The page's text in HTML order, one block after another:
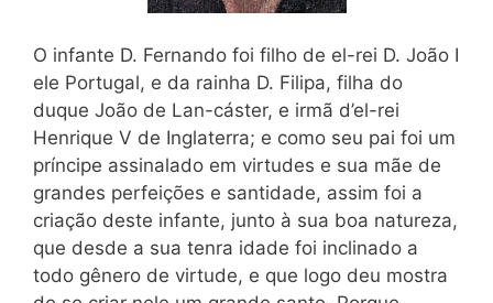
O infante D. Fernando foi filho de el-rei D. João I
ele Portugal, e da rainha D. Filipa, filha do
duque João de Lan-cáster, e irmã d’el-rei
Henrique V de Inglaterra; e como seu pai foi um
príncipe assinalado em virtudes e sua mãe de
grandes perfeições e santidade, assim foi a
criação deste infante, junto à sua boa natureza,
que desde a sua tenra idade foi inclinado a
todo gênero de virtude, e que logo deu mostra